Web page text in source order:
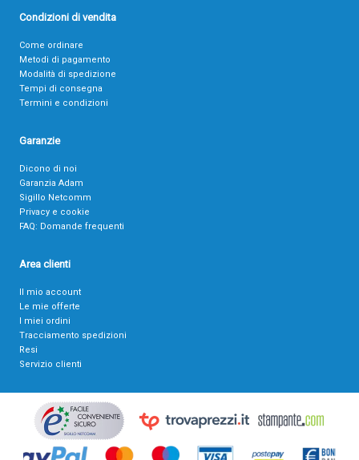
Condizioni di vendita
Come ordinare
Metodi di pagamento
Modalità di spedizione
Tempi di consegna
Termini e condizioni
Garanzie
Dicono di noi
Garanzia Adam
Sigillo Netcomm
Privacy e cookie
FAQ: Domande frequenti
Area clienti
Il mio account
Le mie offerte
I miei ordini
Tracciamento spedizioni
Resi
Servizio clienti